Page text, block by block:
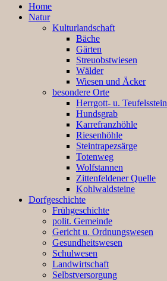
Home
Natur
Kulturlandschaft
Bäche
Gärten
Streuobstwiesen
Wälder
Wiesen und Äcker
besondere Orte
Herrgott- u. Teufelsstein
Hundsgrab
Karrefranzhöhle
Riesenhöhle
Steintrapezsärge
Totenweg
Wolfstannen
Zittenfeldener Quelle
Kohlwaldsteine
Dorfgeschichte
Frühgeschichte
polit. Gemeinde
Gericht u. Ordnungswesen
Gesundheitswesen
Schulwesen
Landwirtschaft
Selbstversorgung